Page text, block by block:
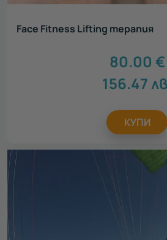
Face Fitness Lifting терапия
80.00 €
156.47
КУПИ